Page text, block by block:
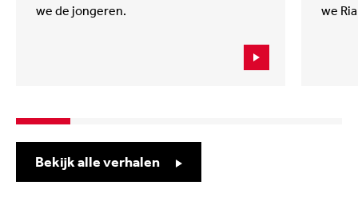
we de jongeren.
we
Bekijk alle verhalen